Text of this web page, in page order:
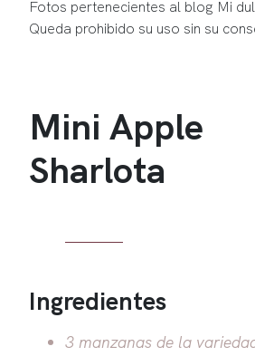
Fotos pertenecientes al blog Mi
Queda prohibido su uso sin su
Mini Apple
Sharlota
Ingredientes
3 manzanas de la